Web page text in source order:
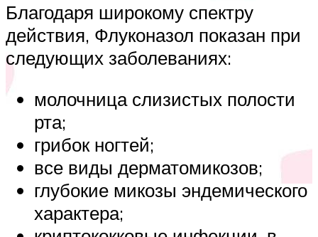
Благодаря широкому спектру
действия, Флуконазол показан при
следующих заболеваниях:
молочница слизистых полости
рта;
грибок ногтей;
все виды дерматомикозов;
глубокие микозы эндемического
характера;